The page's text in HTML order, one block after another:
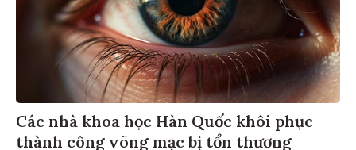
Các nhà khoa học Hàn Quốc khôi phục
thành công võng mạc bị tổn thương